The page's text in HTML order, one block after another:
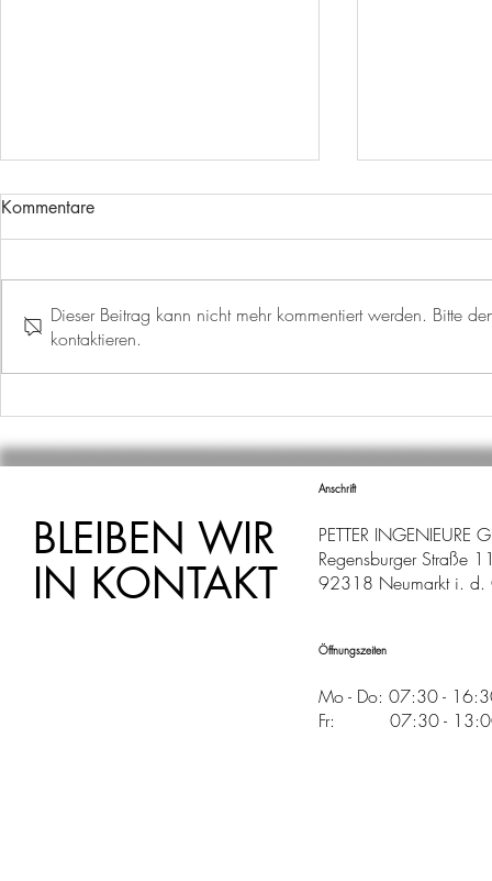
EIN WEITERER MEILENSTEIN
EURO
Kommentare
Dieser Beitrag kann nicht mehr kommentiert werden. Bitte
kontaktieren.
BLEIBEN WIR
IN KONTAKT
Anschrift
PETTER INGENIEURE
Regensburger Straße
92318 Neumarkt i. d.
Öffnungszeiten
Mo - Do: 07:30 -
Fr: 07:30 -